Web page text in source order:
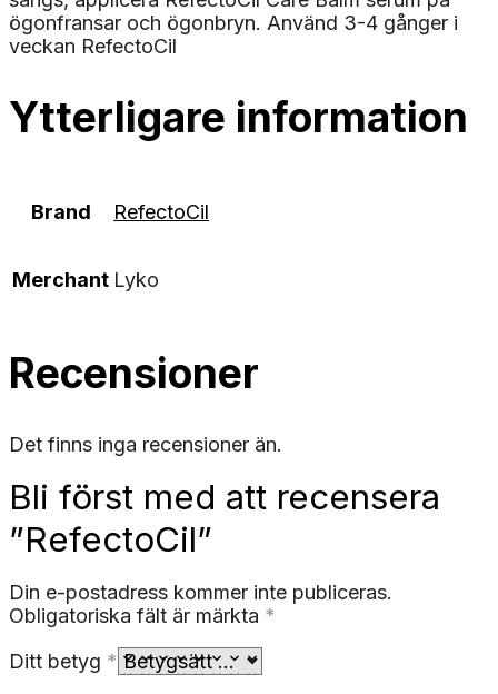
ögonfransar och ögonbryn. Använd 3-4 gånger i
veckan RefectoCil
Ytterligare information
Brand RefectoCil
Merchant Lyko
Recensioner
Det finns inga recensioner än.
Bli först med att recensera
”RefectoCil”
Din e-postadress kommer inte publiceras.
Obligatoriska fält är märkta *
Ditt betyg *